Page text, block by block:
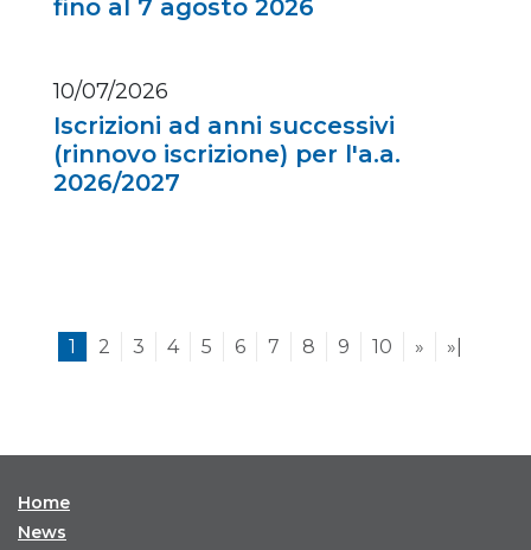
fino al 7 agosto 2026
10/07/2026
Iscrizioni ad anni successivi
(rinnovo iscrizione) per l'a.a.
2026/2027
1 2 3 4 5 6 7 8 9 10 » »|
Home
News